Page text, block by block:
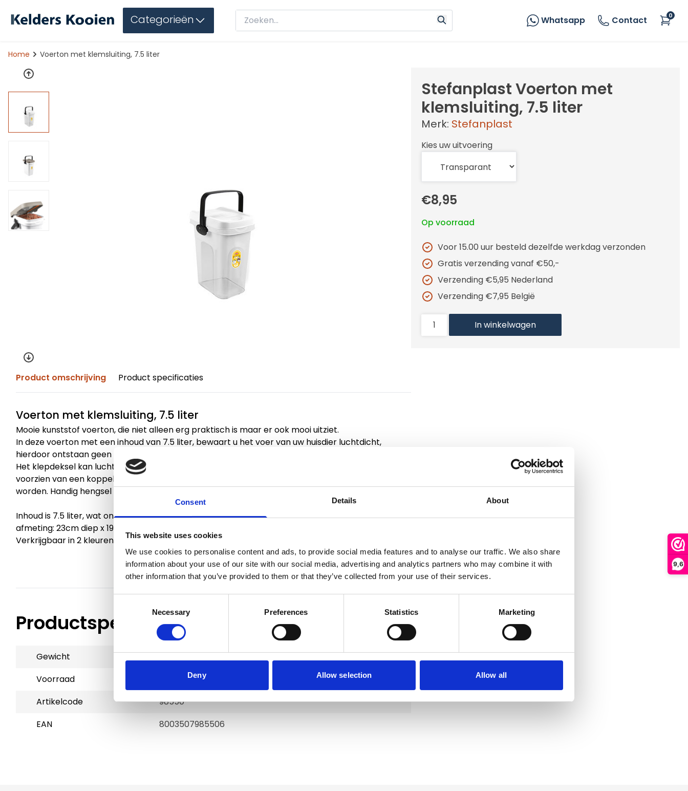
Consent Details About
This website uses cookies
We use cookies to personalise content and ads, to provide social media features and to analyse our traffic. We also share
information about your use of our site with our social media, advertising and analytics partners who may combine it with
other information that you’ve provided to them or that they’ve collected from your use of their services.
Necessary Preferences Statistics Marketing
Deny Allow selection Allow all
9,6
Categorieën Whatsapp Contact 0
Home Voerton met klemsluiting, 7.5 liter
Product omschrijving Product specificaties
Voerton met klemsluiting, 7.5 liter
Mooie kunststof voerton, die niet alleen erg praktisch is maar er ook mooi uitziet.
In deze voerton met een inhoud van 7.5 liter, bewaart u het voer van uw huisdier luchtdicht,
hierdoor ontstaan geen luchtjes en blijft het voer vers zoals het bedoeld is.
Het klepdeksel kan luchtdicht worden afgesloten door middel van een klem, en de voerton is
voorzien van een koppeling waardoor er meerdere voertonnen aan elkaar gekoppeld kunnen
worden. Handig hengsel om de voerton te tillen.
Inhoud is 7.5 liter, wat ongeveer 2.5kg aan voer is.
afmeting: 23cm diep x 19cm breed x 31cm hoog
Verkrijgbaar in 2 kleuren
Productspecificaties
Gewicht
2 kg
Voorraad
Artikelcode
98550
EAN
8003507985506
Stefanplast Voerton met
klemsluiting, 7.5 liter
Merk: Stefanplast
Kies uw uitvoering
€8,95
Op voorraad
Voor 15.00 uur besteld dezelfde werkdag verzonden
Gratis verzending vanaf €50,-
Verzending €5,95 Nederland
Verzending €7,95 België
In winkelwagen